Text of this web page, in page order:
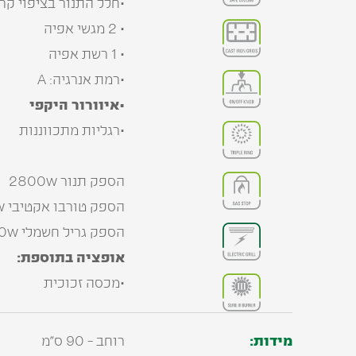
• 2 מגשי אפיה
• 1 רשת אפיה
•רמת אנרגיה: A
•איוורור היקפי
•רגליות מתכווננות
הספק תנור 2800w
הספק טורבו אקטיבי 2495w
הספק גריל חשמלי 2050w
אופציה בתוספת:
•מכסה זכוכית
מידות: רוחב - 90 ס"מ